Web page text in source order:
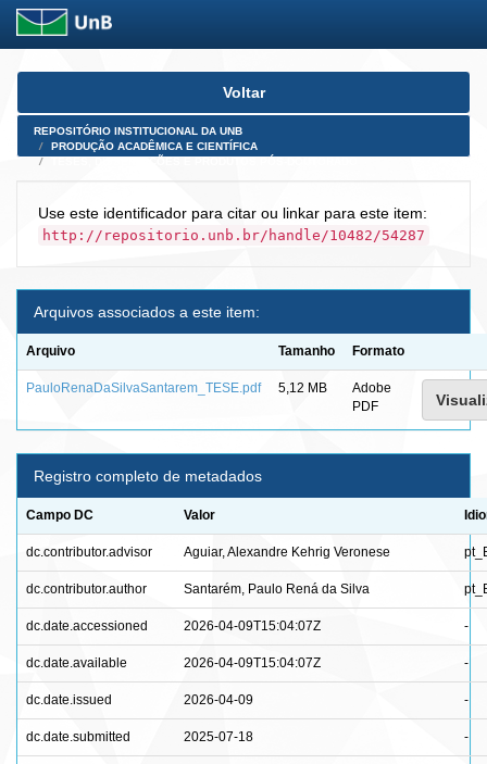
Skip
Voltar
REPOSITÓRIO INSTITUCIONAL DA UNB
PRODUÇÃO ACADÊMICA E CIENTÍFICA
Use este identificador para citar ou linkar para este item:
http://repositorio.unb.br/handle/10482/54287
Arquivos associados a este item:
Arquivo Tamanho Formato
PauloRenaDaSilvaSantarem_TESE.pdf 5,12 MB
Adobe
PDF
Registro completo de metadados
Campo DC Valor
dc.contributor.advisor Aguiar, Alexandre Kehrig Veronese
dc.contributor.author Santarém, Paulo Rená da Silva
dc.date.accessioned 2026-04-09T15:04:07Z -
dc.date.available 2026-04-09T15:04:07Z -
dc.date.issued 2026-04-09 -
dc.date.submitted 2025-07-18 -